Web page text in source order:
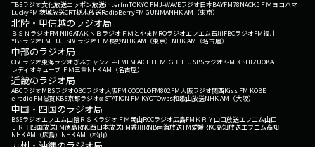
TBSラジオ文化放送ニッポン放送interfmTOKYO FMJ-WAVEラジオ日本BAYFM78NACK5 ＦＭヨコハマ
LuckyFM 茨城放送CRT栃木放送RadioBerryFM GUNMANHK AM（東京）
北陸・甲信越のラジオ局
ＢＳＮラジオFM NIIGATAＫＮＢラジオ ＦＭとやまMROラジオエフエム石川FBCラジオFM福井
YBSラジオFM FUJISBCラジオ ＦＭ長野NHK AM（東京） NHK AM（名古屋）
中部のラジオ局
CBCラジオ東海ラジオぎふチャンZIP-FMFM AICHI ＦＭ ＧＩＦＵ SBSラジオK-MIX SHIZUOKA
レディオキューブ ＦＭ三重NHK AM（名古屋）
近畿のラジオ局
ABCラジオMBSラジオOBCラジオ大阪FM COCOLOFM802FM大阪ラジオ関西Kiss FM KOBE
e-radio FM滋賀KBS京都ラジオα-STATION FM KYOTOwbs和歌山放送NHK AM（大阪）
中国・四国のラジオ局
BSSラジオエフエム山陰ＲＳＫラジオ ＦＭ岡山RCCラジオ広島FM ＫＲＹ山口放送エフエム山口
ＪＲＴ四国放送FM徳島RNC西日本放送FM香川RNB南海放送FM愛媛RKC高知放送エフエム高知
NHK AM（広島） NHK AM（松山）